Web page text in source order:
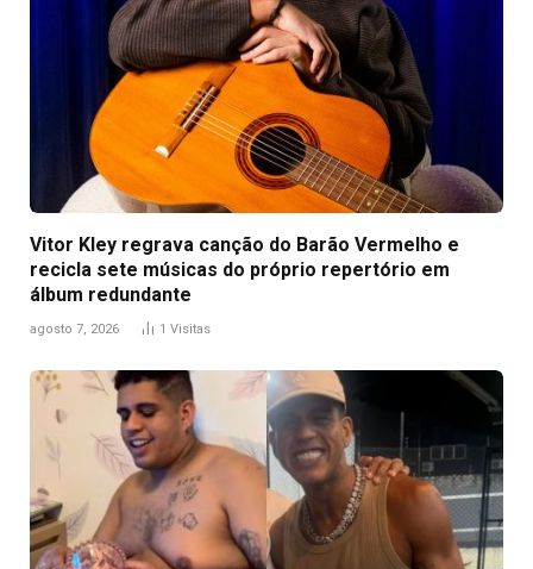
Vitor Kley regrava canção do Barão Vermelho e
recicla sete músicas do próprio repertório em
álbum redundante
agosto 7, 2026 1 Visitas